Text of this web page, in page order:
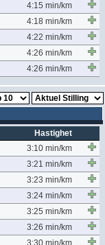
4:15 min/km
4:18 min/km
4:22 min/km
4:26 min/km
4:26 min/km
Hastighet
3:10 min/km
3:21 min/km
3:23 min/km
3:24 min/km
3:25 min/km
3:26 min/km
3:30 min/km